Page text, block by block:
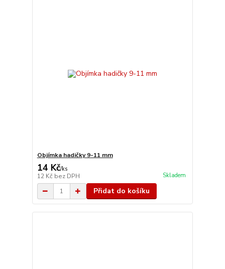
Objímka hadičky 9-11 mm
14 Kč/ks
12 Kč bez DPH Skladem
Přidat do košíku